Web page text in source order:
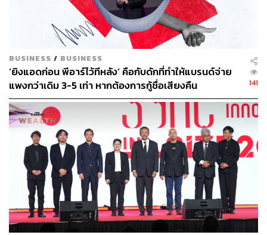
ABOUT THE AUTHOR
ปณชัย อารีเพิ่มพร
นักการตลาดผู้ฝักใฝ่ในแวดวงนวัตกรรมและ
เทคโนโลยี แต่บางทีก็เผลอมีใจให้วัฒนธรรม
POP อยู่ร่ำไป ใช้เวลาว่างไปกับการเสพศิลป์
และเฝ้ามองปรากฏการณ์ทางสังคม
BUSINESS / BUSINESS
‘ยิงแอดก่อน พีอาร์ไว้ทีหลัง’ คือกับดักที่ทำให้แบรนด์จ่าย
แพงกว่าเดิม 3-5 เท่า หากต้องการกู้ชื่อเสียงคืน
141